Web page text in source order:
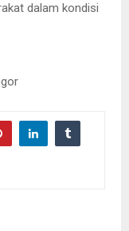
dalam kondisi